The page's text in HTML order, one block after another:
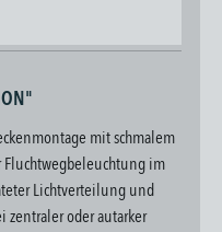
mit schmalem
im
Lichtverteilung und
zentraler oder autarker